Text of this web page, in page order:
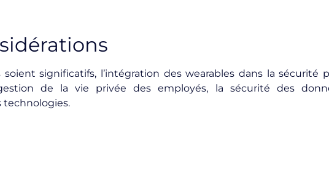
significatifs, l’intégration des wearables dans la sécurité
de la vie privée des employés, la sécurité des
technologies.